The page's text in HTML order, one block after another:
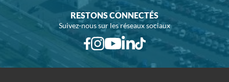
RESTONS CONNECTÉS
Suivez-nous sur les réseaux sociaux